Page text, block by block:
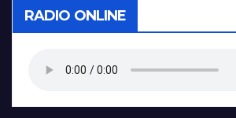
RADIO ONLINE